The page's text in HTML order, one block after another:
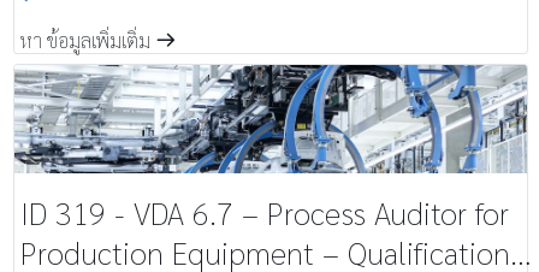
หา ข้อมูลเพิ่มเติ่ม m
ID 319 - VDA 6.7 – Process Auditor for
Production Equipment – Qualification /